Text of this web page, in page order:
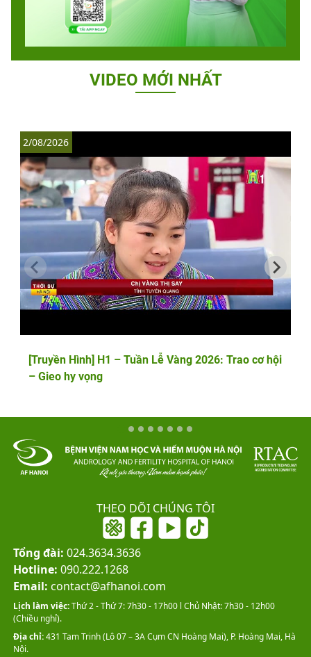
VIDEO MỚI NHẤT
[Truyền Hình] H1 – Tuần Lễ Vàng 2026: Trao cơ hội
– Gieo hy vọng
2/08/2026
THEO DÕI CHÚNG TÔI
Tổng đài: 024.3634.3636
Hotline: 090.222.1268
Email: contact@afhanoi.com
Lịch làm việc:Thứ 2 - Thứ 7: 7h30 - 17h00 l Chủ Nhật: 7h30 - 12h00
(Chiều nghỉ).
Địa chỉ:431 Tam Trinh (Lô 07 – 3A Cụm CN Hoàng Mai), P. Hoàng Mai, Hà
Nội.